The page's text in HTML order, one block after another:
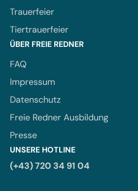
Trauerfeier
Tiertrauerfeier
ÜBER FREIE REDNER
FAQ
Impressum
Datenschutz
Freie Redner Ausbildung
Presse
UNSERE HOTLINE
(+43) 720 34 91 04